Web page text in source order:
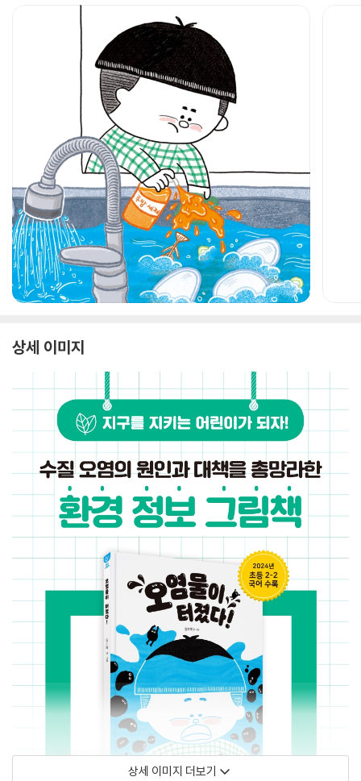
상세 이미지
상세 이미지 더보기